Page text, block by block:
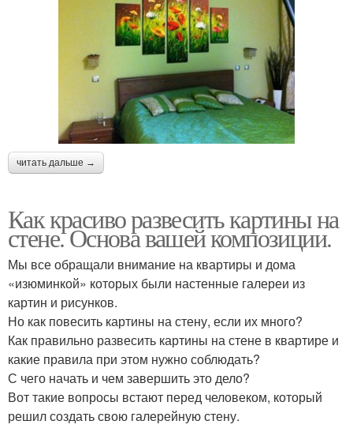
читать дальше →
Как красиво развесить картины на
стене. Основа вашей композиции.
Мы все обращали внимание на квартиры и дома
«изюминкой» которых были настенные галереи из
картин и рисунков.
Но как повесить картины на стену, если их много?
Как правильно развесить картины на стене в квартире и
какие правила при этом нужно соблюдать?
С чего начать и чем завершить это дело?
Вот такие вопросы встают перед человеком, который
решил создать свою галерейную стену.